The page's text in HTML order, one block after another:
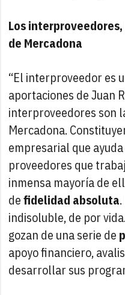
Los
de Mercadona
“El interproveedor es
aportaciones de Juan
interproveedores son
Mercadona.
empresarial que
proveedores que
inmensa mayoría de
defidelidad absoluta
indisoluble, de por
gozan de una serie de
apoyo financiero,
desarrollar sus